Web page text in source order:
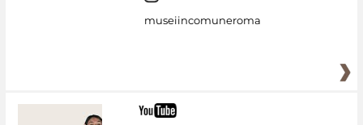
museiincomuneroma